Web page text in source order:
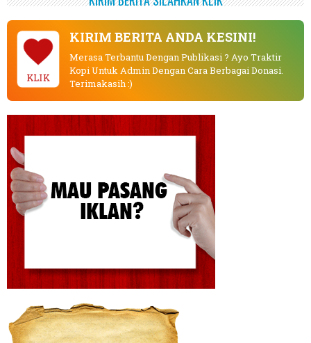
KLIK
KIRIM BERITA ANDA KESINI!
Merasa Terbantu Dengan Publikasi ? Ayo Traktir
Kopi Untuk Admin Dengan Cara Berbagai Donasi.
Terimakasih :)